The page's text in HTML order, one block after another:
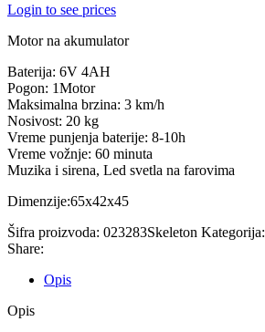
Login to see prices
Motor na akumulator
Baterija: 6V 4AH
Pogon: 1Motor
Maksimalna brzina: 3 km/h
Nosivost: 20 kg
Vreme punjenja baterije: 8-10h
Vreme vožnje: 60 minuta
Muzika i sirena, Led svetla na farovima
Dimenzije:65x42x45
Šifra proizvoda: 023283Skeleton Kategorija:
Share:
Opis
Opis